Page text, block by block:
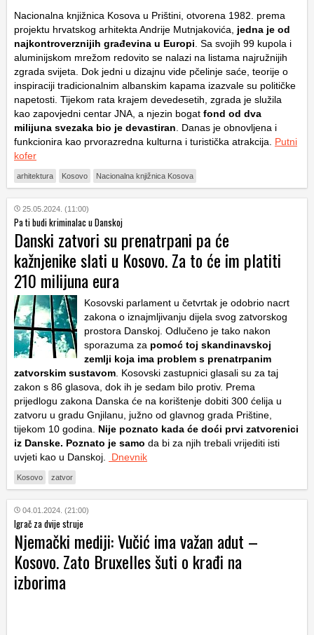
Nacionalna knjižnica Kosova u Prištini, otvorena 1982. prema
projektu hrvatskog arhitekta Andrije Mutnjakovića, jedna je od
najkontroverznijih građevina u Europi. Sa svojih 99 kupola i
aluminijskom mrežom redovito se nalazi na listama najružnijih
zgrada svijeta. Dok jedni u dizajnu vide pčelinje saće, teorije o
inspiraciji tradicionalnim albanskim kapama izazvale su političke
napetosti. Tijekom rata krajem devedesetih, zgrada je služila
kao zapovjedni centar JNA, a njezin bogat fond od dva
milijuna svezaka bio je devastiran. Danas je obnovljena i
funkcionira kao prvorazredna kulturna i turistička atrakcija. Putni
kofer
arhitektura Kosovo Nacionalna knjižnica Kosova
25.05.2024. (11:00)
Pa ti budi kriminalac u Danskoj
Danski zatvori su prenatrpani pa će
kažnjenike slati u Kosovo. Za to će im platiti
210 milijuna eura
Kosovski parlament u četvrtak je odobrio nacrt
zakona o iznajmljivanju dijela svog zatvorskog
prostora Danskoj. Odlučeno je tako nakon
sporazuma za pomoć toj skandinavskoj
zemlji koja ima problem s prenatrpanim
zatvorskim sustavom. Kosovski zastupnici glasali su za taj
zakon s 86 glasova, dok ih je sedam bilo protiv. Prema
prijedlogu zakona Danska će na korištenje dobiti 300 ćelija u
zatvoru u gradu Gnjilanu, južno od glavnog grada Prištine,
tijekom 10 godina. Nije poznato kada će doći prvi zatvorenici
iz Danske. Poznato je samo da bi za njih trebali vrijediti isti
uvjeti kao u Danskoj.
Dnevnik
Kosovo zatvor
04.01.2024. (21:00)
Igrač za dvije struje
Njemački mediji: Vučić ima važan adut –
Kosovo. Zato Bruxelles šuti o krađi na
izborima